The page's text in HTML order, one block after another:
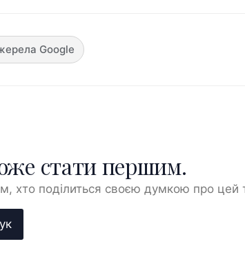
Google
стати першим.
хто поділиться своєю думкою про цей